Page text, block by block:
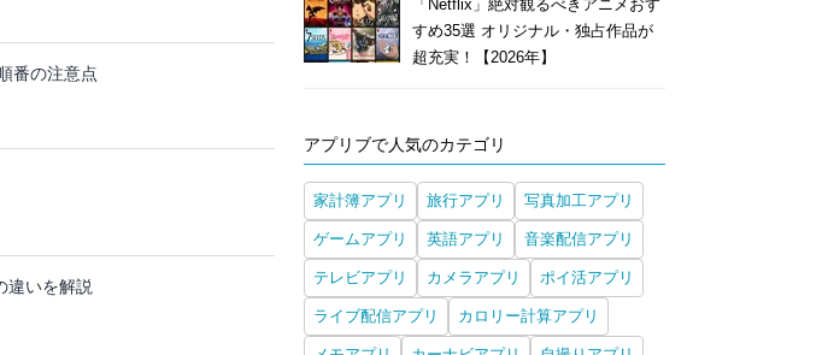
番の注意点
違いを解説
「Netflix」絶対観るべきアニメおす
すめ35選 オリジナル・独占作品が
超充実！【2026年】
アプリブで人気のカテゴリ
家計簿アプリ 旅行アプリ 写真加工アプリ
ゲームアプリ 英語アプリ 音楽配信アプリ
テレビアプリ カメラアプリ ポイ活アプリ
ライブ配信アプリ カロリー計算アプリ